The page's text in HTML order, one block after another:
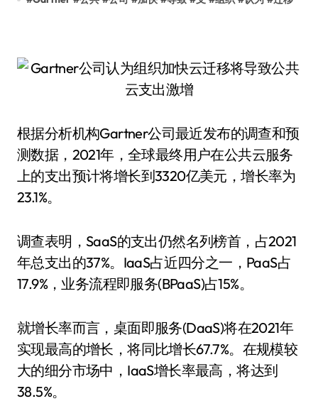
根据分析机构Gartner公司最近发布的调查和预
测数据，2021年，全球最终用户在公共云服务
上的支出预计将增长到3320亿美元，增长率为
23.1%。
调查表明，SaaS的支出仍然名列榜首，占2021
年总支出的37%。IaaS占近四分之一，PaaS占
17.9%，业务流程即服务(BPaaS)占15%。
就增长率而言，桌面即服务(DaaS)将在2021年
实现最高的增长，将同比增长67.7%。在规模较
大的细分市场中，IaaS增长率最高，将达到
38.5%。